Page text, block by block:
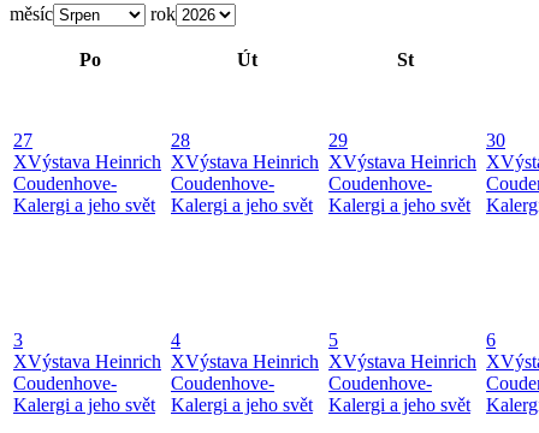
měsíc rok
Po Út St
27
XVýstava Heinrich
Coudenhove-
Kalergi a jeho svět
28
XVýstava Heinrich
Coudenhove-
Kalergi a jeho svět
29
XVýstava Heinrich
Coudenhove-
Kalergi a jeho svět
30
X
3
XVýstava Heinrich
Coudenhove-
Kalergi a jeho svět
4
XVýstava Heinrich
Coudenhove-
Kalergi a jeho svět
5
XVýstava Heinrich
Coudenhove-
Kalergi a jeho svět
6
X